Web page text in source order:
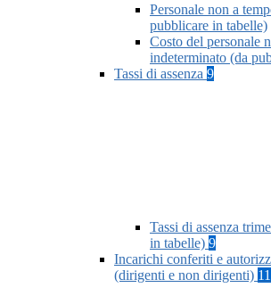
Personale non a
pubblicare in tabelle)
Costo del personale
indeterminato (da
Tassi di assenza 9
Tassi di assenza
in tabelle) 9
Incarichi conferiti e
(dirigenti e non dirigenti)